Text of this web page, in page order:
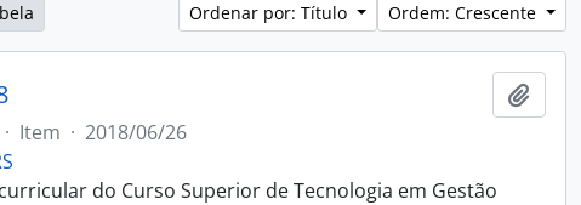
Ordenar por: Título Ordem: Crescente
· Item · 2018/06/26
do Curso Superior de Tecnologia em Gestão